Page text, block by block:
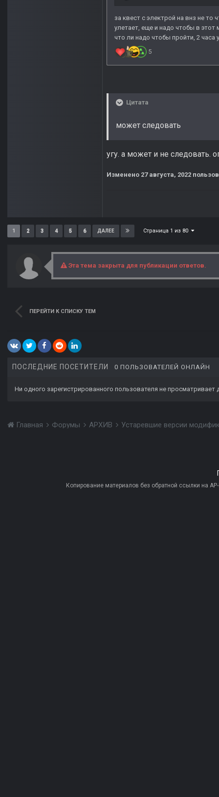
Цитата
может следовать
угу. а может и не следовать.
Изменено 27 августа, 2022
1 2 3 4 5 6 ДАЛЕЕ Страница 1 из 80
Эта тема закрыта для публикации ответов.
ПЕРЕЙТИ К СПИСКУ ТЕМ
ПОСЛЕДНИЕ ПОСЕТИТЕЛИ 0 ПОЛЬЗОВАТЕЛЕЙ ОНЛАЙН
Ни одного зарегистрированного пользователя не просматривает
Главная Форумы АРХИВ Устаревшие версии
Копирование материалов без обратной ссылки на